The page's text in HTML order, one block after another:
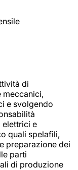
di
meccanici,
e svolgendo
elettrici e
quali spelafili,
preparazione dei
parti
di produzione